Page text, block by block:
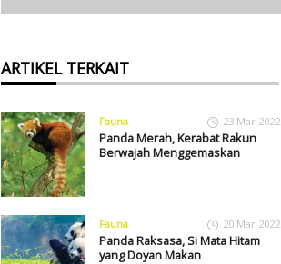
ARTIKEL TERKAIT
Fauna 23 Mar 2022
Panda Merah, Kerabat Rakun
Berwajah Menggemaskan
Fauna 20 Mar 2022
Panda Raksasa, Si Mata Hitam
yang Doyan Makan